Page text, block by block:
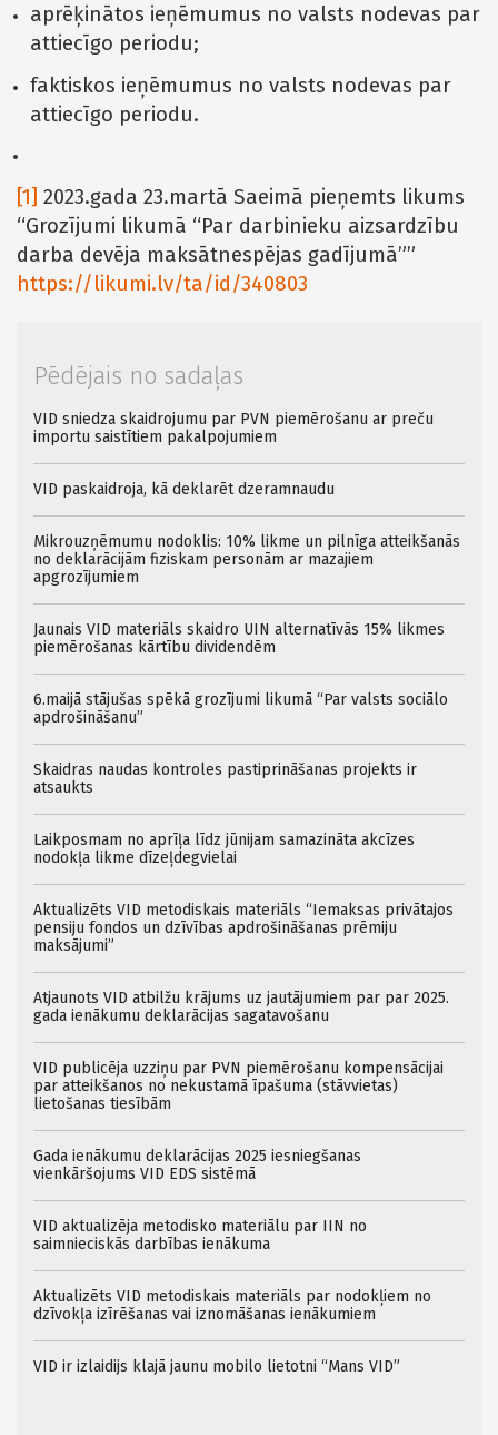
aprēķinātos ieņēmumus no valsts nodevas par
attiecīgo periodu;
faktiskos ieņēmumus no valsts nodevas par
attiecīgo periodu.
[1] 2023.gada 23.martā Saeimā pieņemts likums
“Grozījumi likumā “Par darbinieku aizsardzību
darba devēja maksātnespējas gadījumā””
https://likumi.lv/ta/id/340803
Pēdējais no sadaļas
VID sniedza skaidrojumu par PVN piemērošanu ar preču
importu saistītiem pakalpojumiem
VID paskaidroja, kā deklarēt dzeramnaudu
Mikrouzņēmumu nodoklis: 10% likme un pilnīga atteikšanās
no deklarācijām fiziskam personām ar mazajiem
apgrozījumiem
Jaunais VID materiāls skaidro UIN alternatīvās 15% likmes
piemērošanas kārtību dividendēm
6.maijā stājušas spēkā grozījumi likumā “Par valsts sociālo
apdrošināšanu”
Skaidras naudas kontroles pastiprināšanas projekts ir
atsaukts
Laikposmam no aprīļa līdz jūnijam samazināta akcīzes
nodokļa likme dīzeļdegvielai
Aktualizēts VID metodiskais materiāls “Iemaksas privātajos
pensiju fondos un dzīvības apdrošināšanas prēmiju
maksājumi”
Atjaunots VID atbilžu krājums uz jautājumiem par par 2025.
gada ienākumu deklarācijas sagatavošanu
VID publicēja uzziņu par PVN piemērošanu kompensācijai
par atteikšanos no nekustamā īpašuma (stāvvietas)
lietošanas tiesībām
Gada ienākumu deklarācijas 2025 iesniegšanas
vienkāršojums VID EDS sistēmā
VID aktualizēja metodisko materiālu par IIN no
saimnieciskās darbības ienākuma
Aktualizēts VID metodiskais materiāls par nodokļiem no
dzīvokļa izīrēšanas vai iznomāšanas ienākumiem
VID ir izlaidijs klajā jaunu mobilo lietotni “Mans VID”